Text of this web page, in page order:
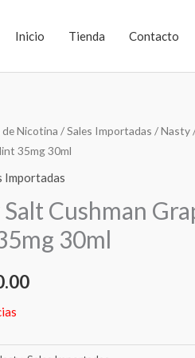
Inicio Tienda Contacto
de Nicotina /Sales Importadas /Nasty
35mg 30ml
Importadas
Cushman
30ml